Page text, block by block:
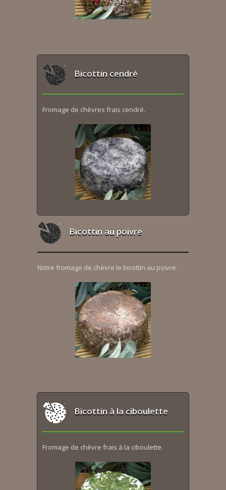
Bicottin cendré
Fromage de chèvres frais cendré.
Bicottin au poivre
Notre fromage de chèvre le bicottin au poivre.
Bicottin à la ciboulette
Fromage de chèvre frais à la ciboulette.